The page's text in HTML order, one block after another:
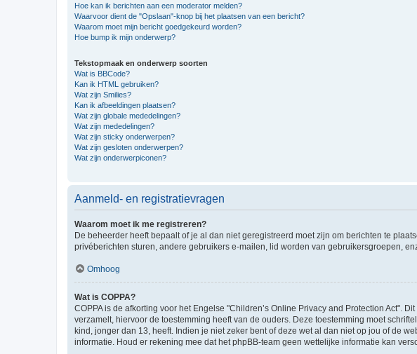
Hoe kan ik berichten aan een moderator melden?
Waarvoor dient de "Opslaan"-knop bij het plaatsen van een bericht?
Waarom moet mijn bericht goedgekeurd worden?
Hoe bump ik mijn onderwerp?
Tekstopmaak en onderwerp soorten
Wat is BBCode?
Kan ik HTML gebruiken?
Wat zijn Smilies?
Kan ik afbeeldingen plaatsen?
Wat zijn globale mededelingen?
Wat zijn mededelingen?
Wat zijn sticky onderwerpen?
Wat zijn gesloten onderwerpen?
Wat zijn onderwerpiconen?
Aanmeld- en registratievragen
Waarom moet ik me registreren?
De beheerder heeft bepaalt of je al dan niet geregistreerd moet zijn om berichten te
privéberichten sturen, andere gebruikers e-mailen, lid worden van gebruikersgroepen,
Omhoog
Wat is COPPA?
COPPA is de afkorting voor het Engelse "Children’s Online Privacy and Protection Act".
verzamelt, hiervoor de toestemming heeft van de ouders. Deze toestemming moet
kind, jonger dan 13, heeft. Indien je niet zeker bent of deze wet al dan niet op jou of de
informatie. Houd er rekening mee dat het phpBB-team geen wettelijke informatie kan